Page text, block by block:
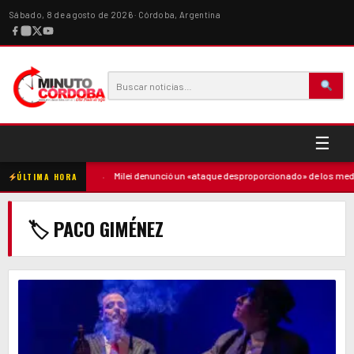
Sábado, 8 de agosto de 2026 · Córdoba, Argentina
☰
ÚLTIMA HORA
contra la madre Milei denunció un «ataque desproporcionado» de los
🏷 PACO GIMÉNEZ